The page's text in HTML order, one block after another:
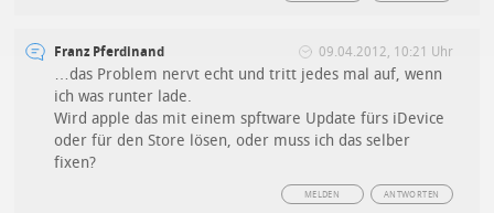
Franz Pferdinand 09.04.2012, 10:21 Uhr
…das Problem nervt echt und tritt jedes mal auf, wenn
ich was runter lade.
Wird apple das mit einem spftware Update fürs iDevice
oder für den Store lösen, oder muss ich das selber
fixen?
ANTWORTEN
MELDEN